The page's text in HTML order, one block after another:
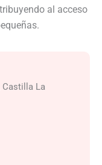
al acceso
Castilla La